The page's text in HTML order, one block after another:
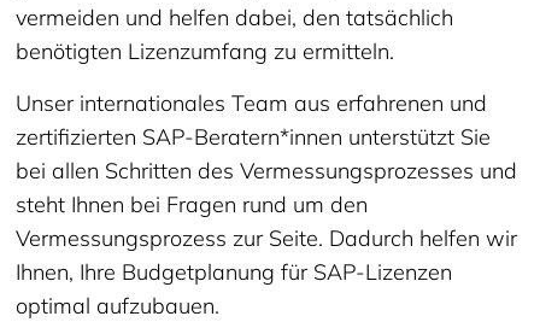
vermeiden und helfen dabei, den tatsächlich
benötigten Lizenzumfang zu ermitteln.
Unser internationales Team aus erfahrenen und
zertifizierten SAP-Beratern*innen unterstützt Sie
bei allen Schritten des Vermessungsprozesses und
steht Ihnen bei Fragen rund um den
Vermessungsprozess zur Seite. Dadurch helfen wir
Ihnen, Ihre Budgetplanung für SAP-Lizenzen
optimal aufzubauen.